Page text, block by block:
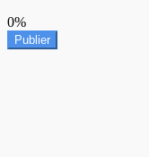
0%
Publier